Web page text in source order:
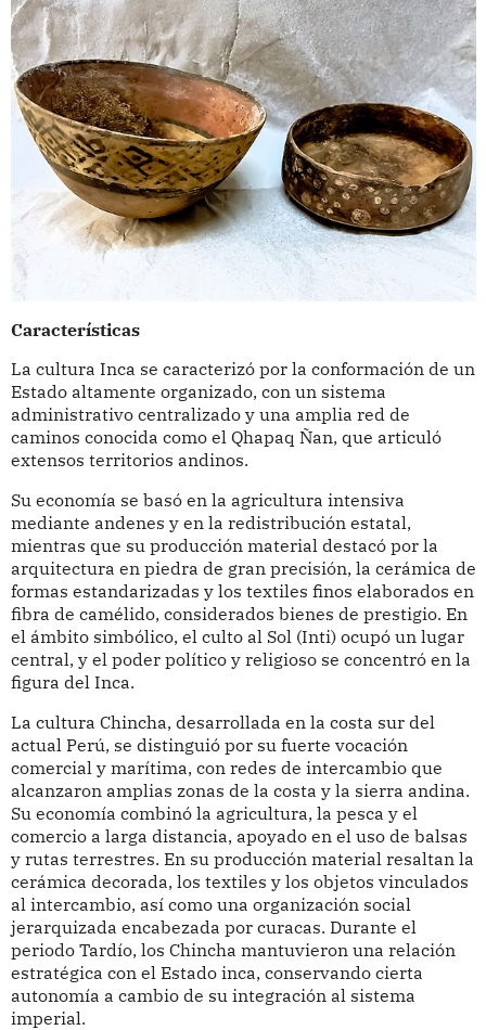
Características
La cultura Inca se caracterizó por la conformación de un
Estado altamente organizado, con un sistema
administrativo centralizado y una amplia red de
caminos conocida como el Qhapaq Ñan, que articuló
extensos territorios andinos.
Su economía se basó en la agricultura intensiva
mediante andenes y en la redistribución estatal,
mientras que su producción material destacó por la
arquitectura en piedra de gran precisión, la cerámica de
formas estandarizadas y los textiles finos elaborados en
fibra de camélido, considerados bienes de prestigio. En
el ámbito simbólico, el culto al Sol (Inti) ocupó un lugar
central, y el poder político y religioso se concentró en la
figura del Inca.
La cultura Chincha, desarrollada en la costa sur del
actual Perú, se distinguió por su fuerte vocación
comercial y marítima, con redes de intercambio que
alcanzaron amplias zonas de la costa y la sierra andina.
Su economía combinó la agricultura, la pesca y el
comercio a larga distancia, apoyado en el uso de balsas
y rutas terrestres. En su producción material resaltan la
cerámica decorada, los textiles y los objetos vinculados
al intercambio, así como una organización social
jerarquizada encabezada por curacas. Durante el
periodo Tardío, los Chincha mantuvieron una relación
estratégica con el Estado inca, conservando cierta
autonomía a cambio de su integración al sistema
imperial.